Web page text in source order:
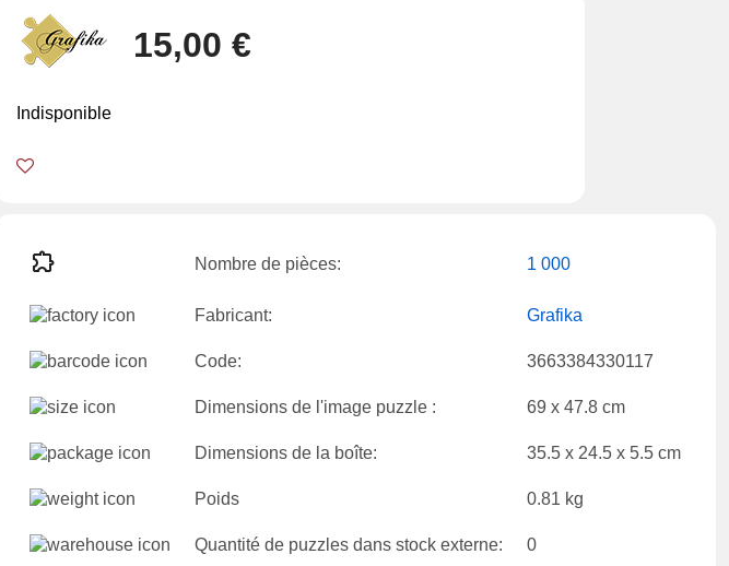
15,00 €
Indisponible
Nombre de pièces: 1 000
Fabricant: Grafika
Code: 3663384330117
Dimensions de l'image puzzle : 69 x 47.8 cm
Dimensions de la boîte: 35.5 x 24.5 x 5.5 cm
Poids 0.81 kg
Quantité de puzzles dans stock externe: 0